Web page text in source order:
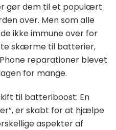
gør dem til et populært
over. Men som alle
ikke immune over for
skærme til batterier,
reparationer blevet
for mange.
til batteriboost: En
er skabt for at hjælpe
aspekter af